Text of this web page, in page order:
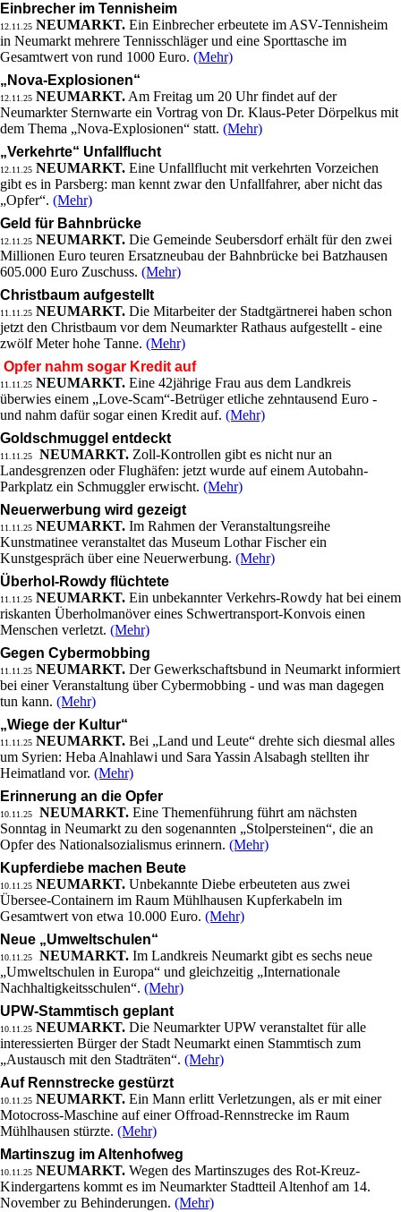
Einbrecher im Tennisheim
12.11.25 NEUMARKT. Ein Einbrecher erbeutete im ASV-Tennisheim
in Neumarkt mehrere Tennisschläger und eine Sporttasche im
Gesamtwert von rund 1000 Euro. (Mehr)
„Nova-Explosionen“
12.11.25 NEUMARKT. Am Freitag um 20 Uhr findet auf der
Neumarkter Sternwarte ein Vortrag von Dr. Klaus-Peter Dörpelkus mit
dem Thema „Nova-Explosionen“ statt. (Mehr)
„Verkehrte“ Unfallflucht
12.11.25 NEUMARKT. Eine Unfallflucht mit verkehrten Vorzeichen
gibt es in Parsberg: man kennt zwar den Unfallfahrer, aber nicht das
„Opfer“. (Mehr)
Geld für Bahnbrücke
12.11.25 NEUMARKT. Die Gemeinde Seubersdorf erhält für den zwei
Millionen Euro teuren Ersatzneubau der Bahnbrücke bei Batzhausen
605.000 Euro Zuschuss. (Mehr)
Christbaum aufgestellt
11.11.25 NEUMARKT. Die Mitarbeiter der Stadtgärtnerei haben schon
jetzt den Christbaum vor dem Neumarkter Rathaus aufgestellt - eine
zwölf Meter hohe Tanne. (Mehr)
Opfer nahm sogar Kredit auf
11.11.25 NEUMARKT. Eine 42jährige Frau aus dem Landkreis
überwies einem „Love-Scam“-Betrüger etliche zehntausend Euro -
und nahm dafür sogar einen Kredit auf. (Mehr)
Goldschmuggel entdeckt
11.11.25 NEUMARKT. Zoll-Kontrollen gibt es nicht nur an
Landesgrenzen oder Flughäfen: jetzt wurde auf einem Autobahn-
Parkplatz ein Schmuggler erwischt. (Mehr)
Neuerwerbung wird gezeigt
11.11.25 NEUMARKT. Im Rahmen der Veranstaltungsreihe
Kunstmatinee veranstaltet das Museum Lothar Fischer ein
Kunstgespräch über eine Neuerwerbung. (Mehr)
Überhol-Rowdy flüchtete
11.11.25 NEUMARKT. Ein unbekannter Verkehrs-Rowdy hat bei einem
riskanten Überholmanöver eines Schwertransport-Konvois einen
Menschen verletzt. (Mehr)
Gegen Cybermobbing
11.11.25 NEUMARKT. Der Gewerkschaftsbund in Neumarkt informiert
bei einer Veranstaltung über Cybermobbing - und was man dagegen
tun kann. (Mehr)
„Wiege der Kultur“
11.11.25 NEUMARKT. Bei „Land und Leute“ drehte sich diesmal alles
um Syrien: Heba Alnahlawi und Sara Yassin Alsabagh stellten ihr
Heimatland vor. (Mehr)
Erinnerung an die Opfer
10.11.25 NEUMARKT. Eine Themenführung führt am nächsten
Sonntag in Neumarkt zu den sogenannten „Stolpersteinen“, die an
Opfer des Nationalsozialismus erinnern. (Mehr)
Kupferdiebe machen Beute
10.11.25 NEUMARKT. Unbekannte Diebe erbeuteten aus zwei
Übersee-Containern im Raum Mühlhausen Kupferkabeln im
Gesamtwert von etwa 10.000 Euro. (Mehr)
Neue „Umweltschulen“
10.11.25 NEUMARKT. Im Landkreis Neumarkt gibt es sechs neue
„Umweltschulen in Europa“ und gleichzeitig „Internationale
Nachhaltigkeitsschulen“. (Mehr)
UPW-Stammtisch geplant
10.11.25 NEUMARKT. Die Neumarkter UPW veranstaltet für alle
interessierten Bürger der Stadt Neumarkt einen Stammtisch zum
„Austausch mit den Stadträten“. (Mehr)
Auf Rennstrecke gestürzt
10.11.25 NEUMARKT. Ein Mann erlitt Verletzungen, als er mit einer
Motocross-Maschine auf einer Offroad-Rennstrecke im Raum
Mühlhausen stürzte. (Mehr)
Martinszug im Altenhofweg
10.11.25 NEUMARKT. Wegen des Martinszuges des Rot-Kreuz-
Kindergartens kommt es im Neumarkter Stadtteil Altenhof am 14.
November zu Behinderungen. (Mehr)